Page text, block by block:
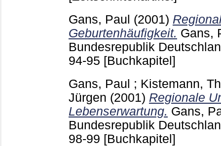
Gans, Paul (2001)
Geburtenhäufigkeit. Gans,
Bundesrepublik
94-95 [Buchkapitel]
Gans, Paul ; Kistemann,
Jürgen (2001) Regionale
Lebenserwartung. Gans,
Bundesrepublik
98-99 [Buchkapitel]